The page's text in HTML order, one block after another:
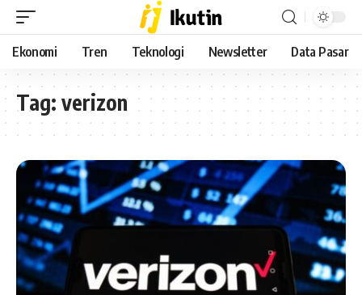
Ekonomi Tren Teknologi Newsletter Data Pasar
Tag: verizon